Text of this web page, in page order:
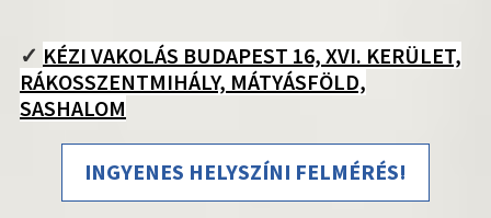
✓ KÉZI VAKOLÁS BUDAPEST 16, XVI. KERÜLET,
RÁKOSSZENTMIHÁLY, MÁTYÁSFÖLD,
SASHALOM
INGYENES HELYSZÍNI FELMÉRÉS!